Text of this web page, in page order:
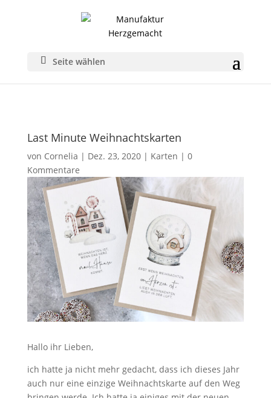
Seite wählen
Last Minute Weihnachtskarten
von Cornelia | Dez. 23, 2020| Karten | 0
Kommentare
Hallo ihr Lieben,
ich hatte ja nicht mehr gedacht, dass ich dieses Jahr
auch nur eine einzige Weihnachtskarte auf den Weg